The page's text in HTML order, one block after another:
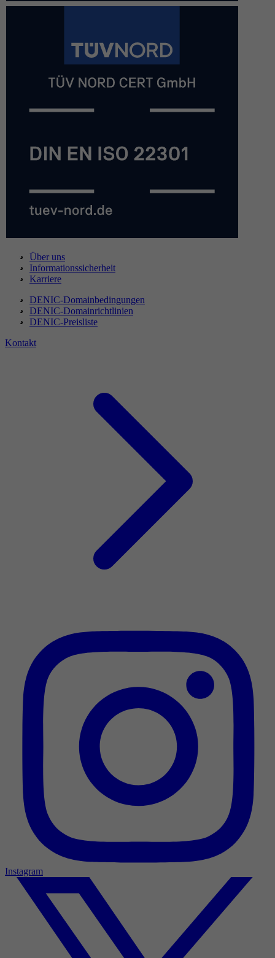
Über uns
Informationssicherheit
Karriere
DENIC-Domainbedingungen
DENIC-Domainrichtlinien
DENIC-Preisliste
Kontakt
Instagram